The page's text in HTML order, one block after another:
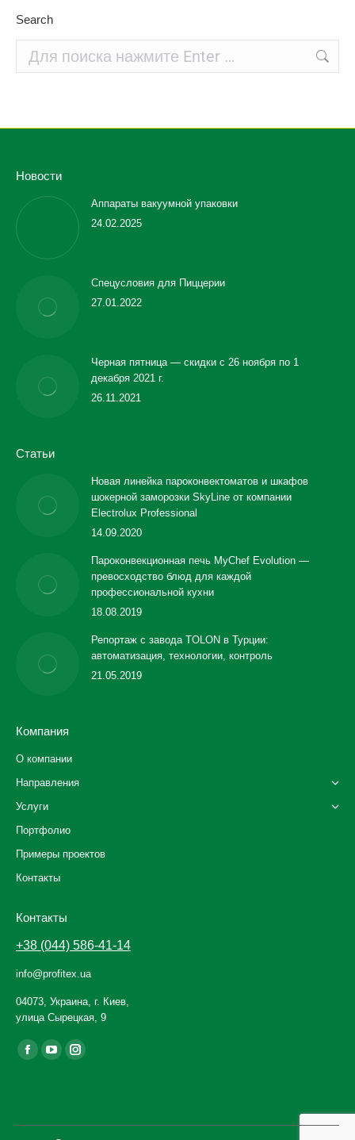
Search
Новости
Аппараты вакуумной упаковки
24.02.2025
Спецусловия для Пиццерии
27.01.2022
Черная пятница — скидки с 26 ноября по 1
декабря 2021 г.
26.11.2021
Статьи
Новая линейка пароконвектоматов и шкафов
шокерной заморозки SkyLine от компании
Electrolux Professional
14.09.2020
Пароконвекционная печь MyChef Evolution —
превосходство блюд для каждой
профессиональной кухни
18.08.2019
Репортаж с завода TOLON в Турции:
автоматизация, технологии, контроль
21.05.2019
Компания
О компании
Направления
Услуги
Портфолио
Примеры проектов
Контакты
Контакты
+38 (044) 586-41-14
info@profitex.ua
04073, Украина, г. Киев,
улица Сырецкая, 9
Ищите нас:
Facebook
YouTubeInstagram